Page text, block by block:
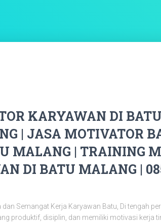
KARYAWAN DI
| JASA MOTIVATOR
MALANG | TRAINING
DI BATU MALANG |
Semangat Kerja Karyawan Batu, Di tengah
produktif, disiplin, dan memiliki motivasi kerja